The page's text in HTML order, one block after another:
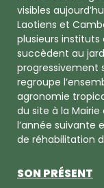
visibles
Laotiens et
plusieurs
succèdent au
progressivement
regroupe
agronomie
du site à la Mairie
l’année suivante
de réhabilitation
SON PRÉSENT